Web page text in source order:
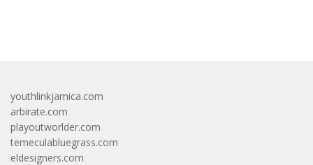
youthlinkjamica.com
arbirate.com
playoutworlder.com
temeculabluegrass.com
eldesigners.com